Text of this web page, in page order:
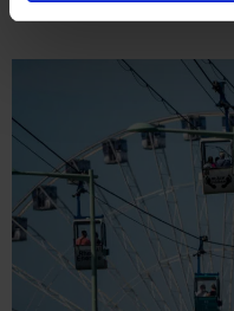
Verwendung unserer
soziale Medien,
Partner führen diese
weiteren Daten
haben oder die sie im
gesammelt haben.